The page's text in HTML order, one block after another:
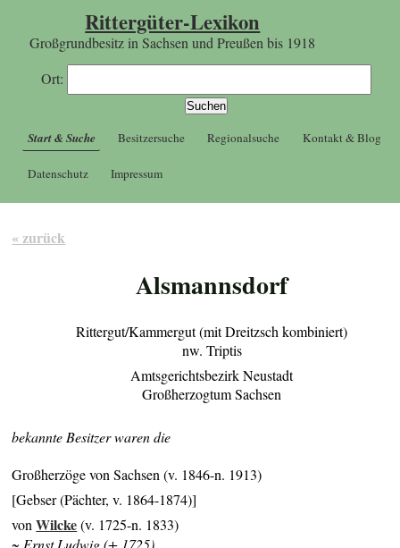
Rittergüter-Lexikon
Großgrundbesitz in Sachsen und Preußen bis 1918
Ort:
Start & Suche Besitzersuche Regionalsuche Kontakt & Blog
Datenschutz Impressum
« zurück
Alsmannsdorf
Rittergut/Kammergut (mit Dreitzsch kombiniert)
nw. Triptis
Amtsgerichtsbezirk Neustadt
Großherzogtum Sachsen
bekannte Besitzer waren die
Großherzöge von Sachsen (v. 1846-n. 1913)
[Gebser (Pächter, v. 1864-1874)]
vonWilcke(v. 1725-n. 1833)